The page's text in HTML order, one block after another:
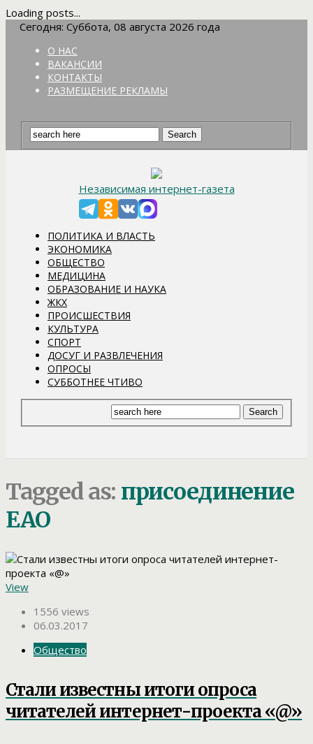
Loading posts...
Сегодня: Суббота, 08 августа 2026 года
О НАС
ВАКАНСИИ
КОНТАКТЫ
РАЗМЕЩЕНИЕ РЕКЛАМЫ
Независимая интернет-газета
ПОЛИТИКА И ВЛАСТЬ
ЭКОНОМИКА
ОБЩЕСТВО
МЕДИЦИНА
ОБРАЗОВАНИЕ И НАУКА
ЖКХ
ПРОИСШЕСТВИЯ
КУЛЬТУРА
СПОРТ
ДОСУГ И РАЗВЛЕЧЕНИЯ
ОПРОСЫ
СУББОТНЕЕ ЧТИВО
Tagged as: присоединение
ЕАО
View
1556 views
06.03.2017
Общество
Стали известны итоги опроса
читателей интернет-проекта «@»